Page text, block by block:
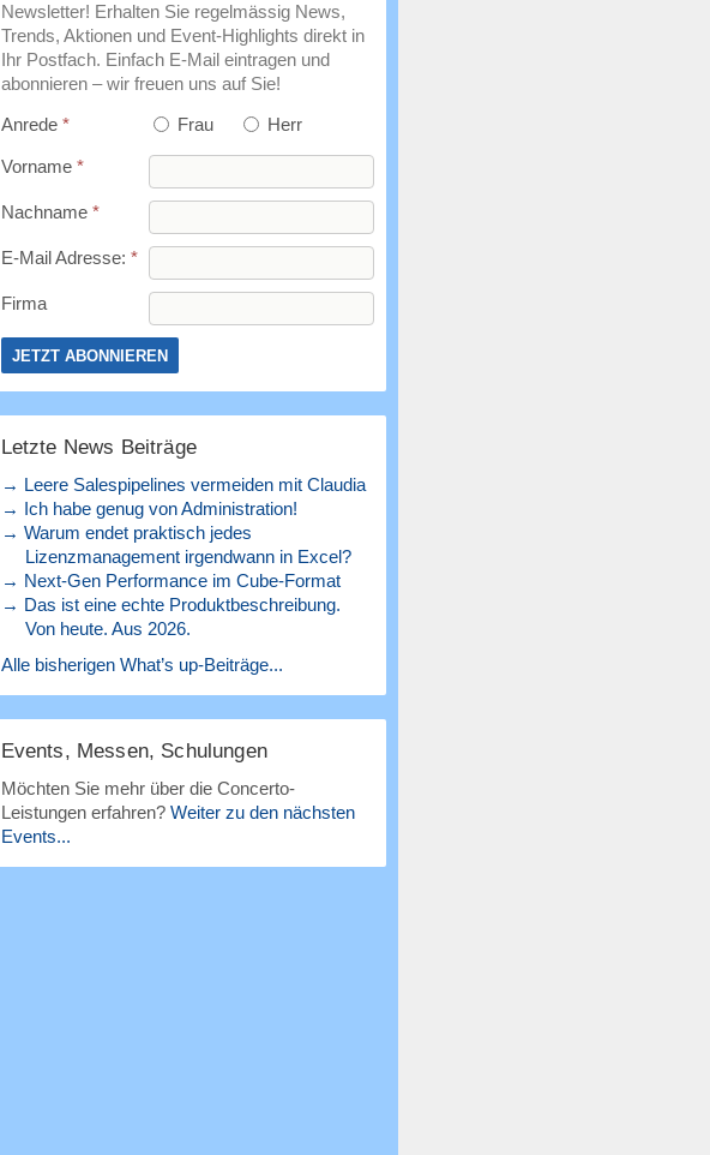
Newsletter! Erhalten Sie regelmässig News,
Trends, Aktionen und Event-Highlights direkt in
Ihr Postfach. Einfach E-Mail eintragen und
abonnieren – wir freuen uns auf Sie!
Anrede * Frau Herr
Vorname *
Nachname *
E-Mail Adresse: *
Firma
Letzte News Beiträge
→ Leere Salespipelines vermeiden mit Claudia
→ Ich habe genug von Administration!
→ Warum endet praktisch jedes
Lizenzmanagement irgendwann in Excel?
→ Next-Gen Performance im Cube-Format
→ Das ist eine echte Produktbeschreibung.
Von heute. Aus 2026.
Alle bisherigen What’s up-Beiträge...
Events, Messen, Schulungen
Möchten Sie mehr über die Concerto-
Leistungen erfahren? Weiter zu den nächsten
Events...